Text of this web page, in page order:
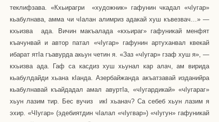
теклифзава. «Кхьирагри
«художник» гафунин чкадал «ч Iугар»
кьабулнава, амма чи ч Iалан алимриз адакай хуш къвезвач…» —
кхьизва
ада. Вичин макъалада «кхьираг» гафуникай менфят
къачунвай и автор патал «ч угар» гафунин артуханвал квекай
ибарат ят Iа гъавурда акьун четин я. «Заз «ч угар» гзаф хуш я», —
кхьизва ада. Гаф са касдиз хуш хьунал кар алач, ам вирида
кьабулдайди хьана кI анда. Азербайжанда акъатзавай изданийра
кьабулнавай къайдадал амал авуртI а, «ч угардикай» «ч Iугараг»
хьун лазим тир. Бес вучиз
икI
хьанач? Са себеб хьун лазим я
эхир. «Ч угар» (эдебиятдин ч алал «ч угвар») «ч угун» гафуникай